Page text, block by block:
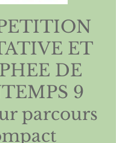
ET
DE
9
parcours